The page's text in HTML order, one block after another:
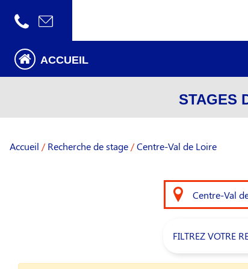
ACCUEIL
STAGES
Accueil / Recherche de stage /Centre-Val de Loire
FILTREZ VOTRE